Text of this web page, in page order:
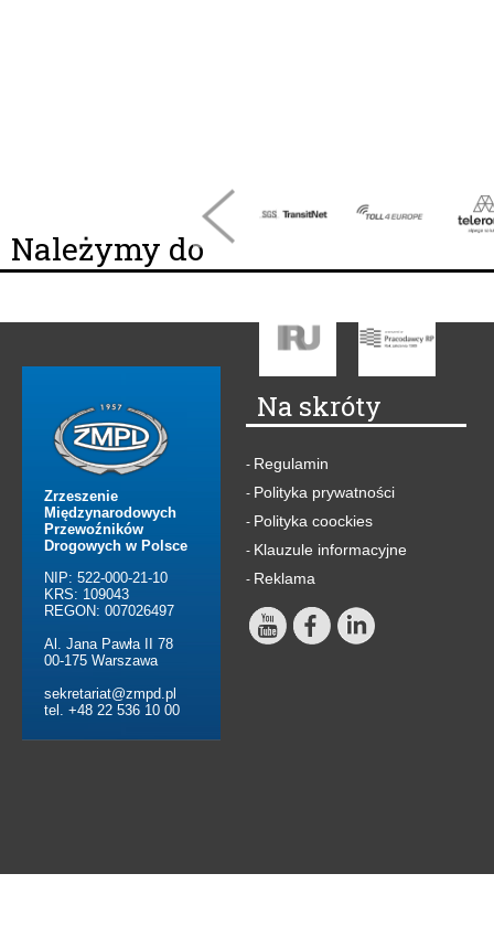
Należymy do
Zrzeszenie
Międzynarodowych
Przewoźników
Drogowych w Polsce
NIP: 522-000-21-10
KRS: 109043
REGON: 007026497
Al. Jana Pawła II 78
00-175 Warszawa
sekretariat@zmpd.pl
tel. +48 22 536 10 00
Na skróty
- Regulamin
- Polityka prywatności
- Polityka coockies
- Klauzule informacyjne
- Reklama